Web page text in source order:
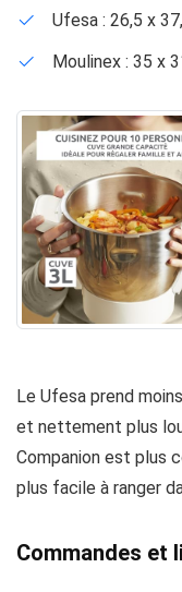
Ufesa : 26,5 x
Moulinex : 35 x
Le Ufesa prend
et nettement plus
Companion est plus
plus facile à ranger
Commandes et